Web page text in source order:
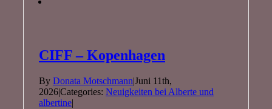
CIFF – Kopenhagen
By Donata Motschmann|Juni 11th,
2026|Categories: Neuigkeiten bei Alberte und
albertine|